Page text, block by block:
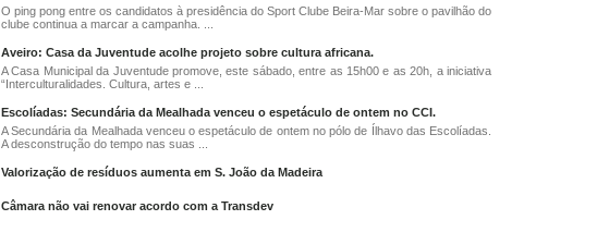
O ping pong entre os candidatos à presidência do Sport Clube Beira-Mar sobre o pavilhão do
clube continua a marcar a campanha. ...
Aveiro: Casa da Juventude acolhe projeto sobre cultura africana.
A Casa Municipal da Juventude promove, este sábado, entre as 15h00 e as 20h, a iniciativa
“Interculturalidades. Cultura, artes e ...
Escolíadas: Secundária da Mealhada venceu o espetáculo de ontem no CCI.
A Secundária da Mealhada venceu o espetáculo de ontem no pólo de Ílhavo das Escolíadas.
A desconstrução do tempo nas suas ...
Valorização de resíduos aumenta em S. João da Madeira
Câmara não vai renovar acordo com a Transdev